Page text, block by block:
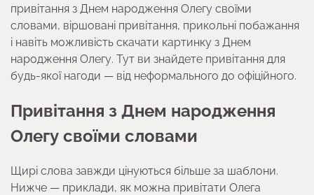
привітання з Днем народження Олегу своїми
словами, віршовані привітання, прикольні побажання
і навіть можливість скачати картинку з Днем
народження Олегу. Тут ви знайдете привітання для
будь-якої нагоди — від неформального до офіційного.
Привітання з Днем народження
Олегу своїми словами
Щирі слова завжди цінуються більше за шаблони.
Нижче — приклади, як можна привітати Олега